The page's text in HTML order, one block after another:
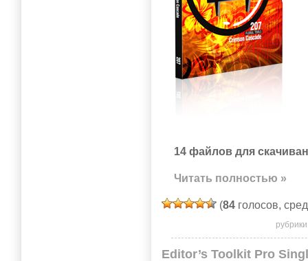
14 файлов для
Читать полностью »
(84 голосов,
Editor’s Toolkit Pro